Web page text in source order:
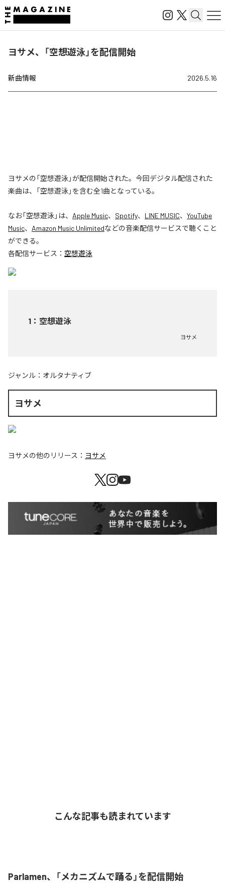
ヨサメ、「空想遊泳」を配信開始
新曲情報 2026.5.16
ヨサメの「空想遊泳」が配信開始された。今回デジタル配信された
楽曲は、「空想遊泳」を含む全1曲となっている。
なお「空想遊泳 」は、 Apple Music、 Spotify、 LINE MUSIC、 YouTube
Music、 Amazon Music Unlimitedなどの音楽配信サービスで聴くこと
ができる。
各配信サービス： 空想遊泳
1 ： 空想遊泳
ヨサメ
ジャンル： オルタナティブ
ヨサメ
ヨサメの他のリリース： ヨサメ
こんな記事も読まれています
Parlamen、「メカニズムで踊る」を配信開始